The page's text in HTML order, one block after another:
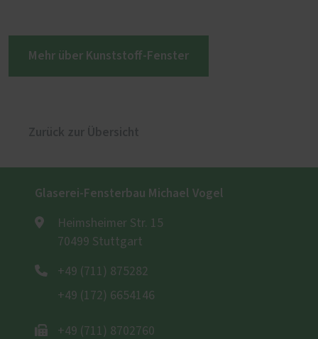
Mehr über Kunststoff-Fenster
Glaserei-Fensterbau Michael Vogel
Heimsheimer Str. 15
70499 Stuttgart
+49 (711) 875282
+49 (172) 6654146
+49 (711) 8702760